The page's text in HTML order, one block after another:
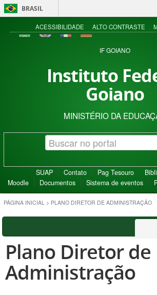
BRASIL
Acesso
ACESSIBILIDADE ALTO CONTRASTE
IF GOIANO
Instituto
Goiano
MINISTÉRIO DA
SUAP Contato Pag Tesouro
Moodle
Documentos Sistema de eventos
PÁGINA INICIAL > PLANO DIRETOR DE ADMINISTRAÇÃO
Plano Diretor de
Administração